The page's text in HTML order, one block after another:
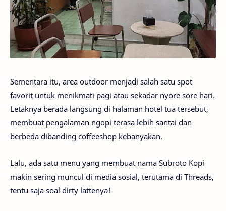
Sementara itu, area outdoor menjadi salah satu spot
favorit untuk menikmati pagi atau sekadar nyore sore hari.
Letaknya berada langsung di halaman hotel tua tersebut,
membuat pengalaman ngopi terasa lebih santai dan
berbeda dibanding coffeeshop kebanyakan.
Lalu, ada satu menu yang membuat nama Subroto Kopi
makin sering muncul di media sosial, terutama di Threads,
tentu saja soal dirty lattenya!